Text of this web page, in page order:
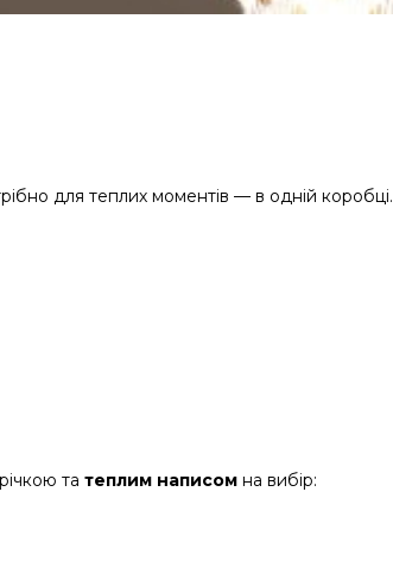
для теплих моментів — в одній коробці.
та теплим написом на вибір: